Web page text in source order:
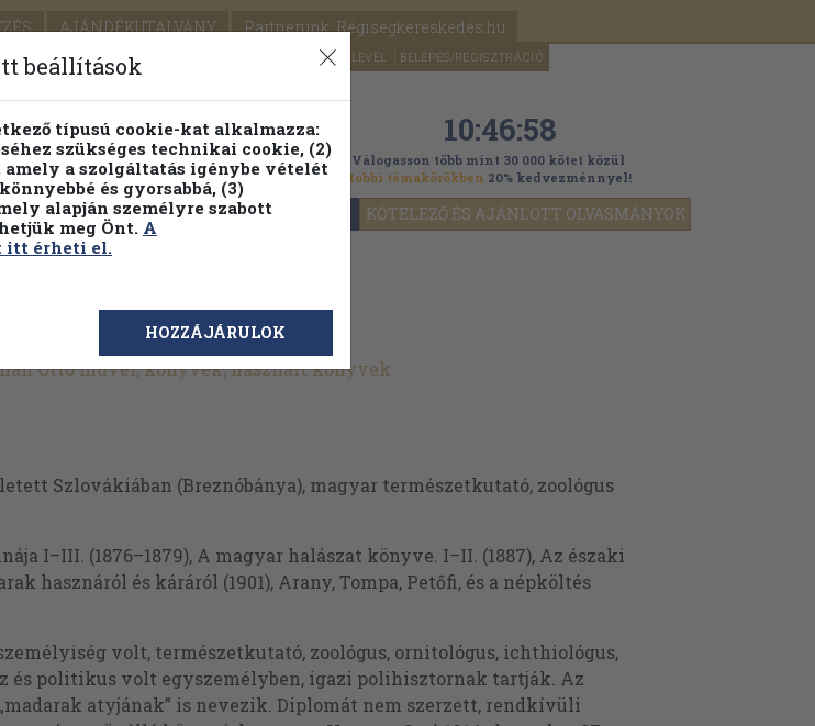
AJÁNDÉKUTALVÁNY Partnerünk: Régiségkereskedés.hu
SEGÍTSÉG HÍRLEVÉL BELÉPÉS/REGISZTRÁCIÓ
FENNTARTHATÓ OLVASMÁNYOK KÖTELEZŐ ÉS AJÁNLOTT OLVASMÁNYOK
kereső Témaköri fa 10:46:56
Válogasson több mint 30 000 kötet közül
Hobbi témakörökben 20% kedvezménnyel!
Ottó művei, könyvek, használt könyvek
Szlovákiában (Breznóbánya), magyar természetkutató, zoológus
I–III. (1876–1879), A magyar halászat könyve. I–II. (1887), Az északi
hasznáról és káráról (1901), Arany, Tompa, Petőfi, és a népköltés
volt, természetkutató, zoológus, ornitológus, ichthiológus,
és politikus volt egyszemélyben, igazi polihisztornak tartják. Az
atyjának” is nevezik. Diplomát nem szerzett, rendkívüli
beállítások
típusú cookie-kat alkalmazza:
szükséges technikai cookie, (2)
a szolgáltatás igénybe vételét
és gyorsabbá, (3)
alapján személyre szabott
meg Önt. A
itt érheti el.
HOZZÁJÁRULOK